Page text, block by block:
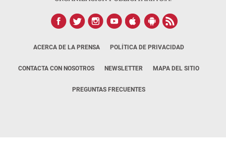
ACERCA DE LA PRENSA POLÍTICA DE PRIVACIDAD
CONTACTA CON NOSOTROS NEWSLETTER MAPA DEL SITIO
PREGUNTAS FRECUENTES